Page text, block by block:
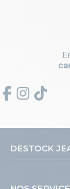
DESTOCK